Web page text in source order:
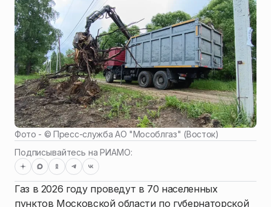
Фото - ©Пресс-служба АО "Мособлгаз" (Восток)
Подписывайтесь на РИАМО:
Газ в 2026 году проведут в 70 населенных
пунктов Московской области по губернаторской